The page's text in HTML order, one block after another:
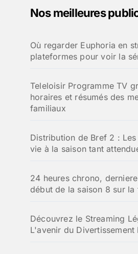
r
e
r
Nos meilleures
Où regarder Euphoria en
plateformes pour voir la
Teleloisir Programme TV
horaires et résumés des
familiaux
Distribution de Bref 2 :
vie à la saison tant
24 heures chrono,
début de la saison 8 sur la
Découvrez le Streaming
L'avenir du Divertissement